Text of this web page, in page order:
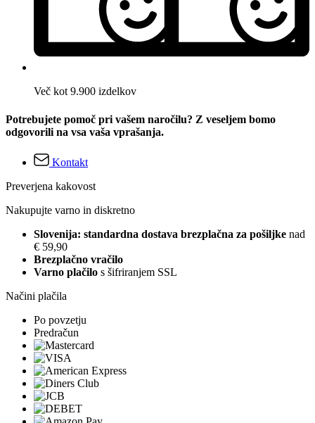
Več kot 9.900 izdelkov
Potrebujete pomoč pri vašem naročilu? Z veseljem bomo
odgovorili na vsa vaša vprašanja.
Kontakt
Preverjena kakovost
Nakupujte varno in diskretno
Slovenija: standardna dostava brezplačna za pošiljke nad
€ 59,90
Brezplačno vračilo
Varno plačilo s šifriranjem SSL
Načini plačila
Po povzetju
Predračun